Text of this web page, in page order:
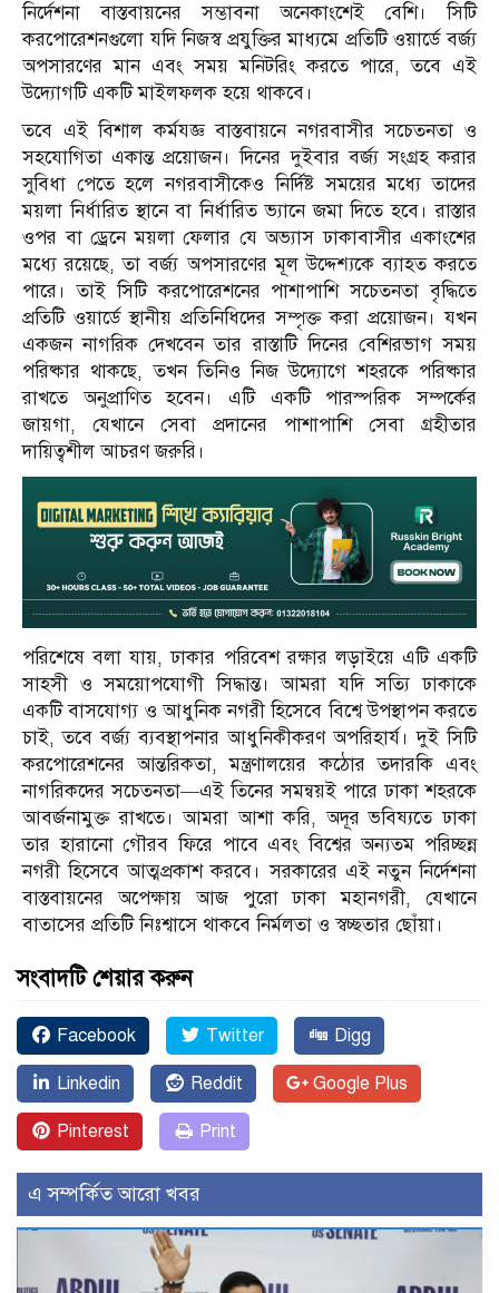
নির্দেশনা বাস্তবায়নের সম্ভাবনা অনেকাংশেই বেশি। সিটি
করপোরেশনগুলো যদি নিজস্ব প্রযুক্তির মাধ্যমে প্রতিটি ওয়ার্ডে বর্জ্য
অপসারণের মান এবং সময় মনিটরিং করতে পারে, তবে এই
উদ্যোগটি একটি মাইলফলক হয়ে থাকবে।
তবে এই বিশাল কর্মযজ্ঞ বাস্তবায়নে নগরবাসীর সচেতনতা ও
সহযোগিতা একান্ত প্রয়োজন। দিনের দুইবার বর্জ্য সংগ্রহ করার
সুবিধা পেতে হলে নগরবাসীকেও নির্দিষ্ট সময়ের মধ্যে তাদের
ময়লা নির্ধারিত স্থানে বা নির্ধারিত ভ্যানে জমা দিতে হবে। রাস্তার
ওপর বা ড্রেনে ময়লা ফেলার যে অভ্যাস ঢাকাবাসীর একাংশের
মধ্যে রয়েছে, তা বর্জ্য অপসারণের মূল উদ্দেশ্যকে ব্যাহত করতে
পারে। তাই সিটি করপোরেশনের পাশাপাশি সচেতনতা বৃদ্ধিতে
প্রতিটি ওয়ার্ডে স্থানীয় প্রতিনিধিদের সম্পৃক্ত করা প্রয়োজন। যখন
একজন নাগরিক দেখবেন তার রাস্তাটি দিনের বেশিরভাগ সময়
পরিষ্কার থাকছে, তখন তিনিও নিজ উদ্যোগে শহরকে পরিষ্কার
রাখতে অনুপ্রাণিত হবেন। এটি একটি পারস্পরিক সম্পর্কের
জায়গা, যেখানে সেবা প্রদানের পাশাপাশি সেবা গ্রহীতার
দায়িত্বশীল আচরণ জরুরি।
পরিশেষে বলা যায়, ঢাকার পরিবেশ রক্ষার লড়াইয়ে এটি একটি
সাহসী ও সময়োপযোগী সিদ্ধান্ত। আমরা যদি সত্যি ঢাকাকে
একটি বাসযোগ্য ও আধুনিক নগরী হিসেবে বিশ্বে উপস্থাপন করতে
চাই, তবে বর্জ্য ব্যবস্থাপনার আধুনিকীকরণ অপরিহার্য। দুই সিটি
করপোরেশনের আন্তরিকতা, মন্ত্রণালয়ের কঠোর তদারকি এবং
নাগরিকদের সচেতনতা—এই তিনের সমন্বয়ই পারে ঢাকা শহরকে
আবর্জনামুক্ত রাখতে। আমরা আশা করি, অদূর ভবিষ্যতে ঢাকা
তার হারানো গৌরব ফিরে পাবে এবং বিশ্বের অন্যতম পরিচ্ছন্ন
নগরী হিসেবে আত্মপ্রকাশ করবে। সরকারের এই নতুন নির্দেশনা
বাস্তবায়নের অপেক্ষায় আজ পুরো ঢাকা মহানগরী, যেখানে
বাতাসের প্রতিটি নিঃশ্বাসে থাকবে নির্মলতা ও স্বচ্ছতার ছোঁয়া।
সংবাদটি শেয়ার করুন
Facebook Twitter Digg
Linkedin Reddit Google Plus
Pinterest Print
এ সম্পর্কিত আরো খবর